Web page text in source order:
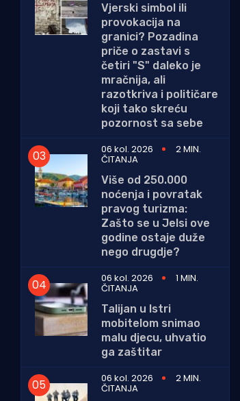
Vjerski simbol ili
provokacija na
granici? Pozadina
priče o zastavi s
četiri "S" daleko je
mračnija, ali
razotkriva i političare
koji tako skreću
pozornost sa sebe
06 kol. 2026
2 MIN.
ČITANJA
Više od 250.000
noćenja i povratak
pravog turizma:
Zašto se u Jelsi ove
godine ostaje duže
nego drugdje?
06 kol. 2026
1 MIN.
ČITANJA
Talijan u Istri
mobitelom snimao
malu djecu, uhvatio
ga zaštitar
06 kol. 2026
2 MIN.
ČITANJA